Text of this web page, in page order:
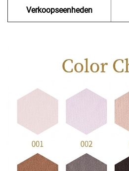
Verkoopseenheden